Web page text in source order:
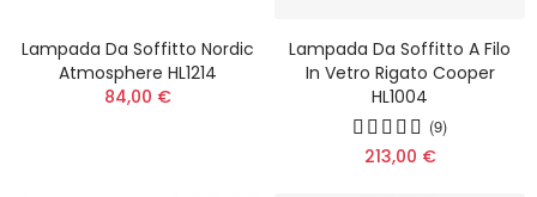
Lampada Da Soffitto Nordic
Atmosphere HL1214
84,00 €
Lampada Da Soffitto A Filo
In Vetro Rigato Cooper
HL1004
(9)
213,00 €